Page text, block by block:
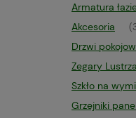
Armatura
Akcesoria
Drzwi
Zegary
Szkło na
Grzejniki